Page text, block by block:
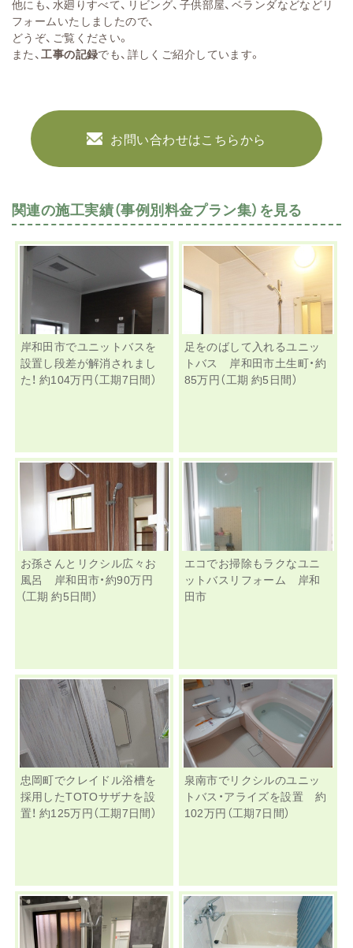
他にも、水廻りすべて、リビング、子供部屋、ベランダなどなどリ
フォームいたしましたので、
どうぞ、ご覧ください。
また、工事の記録でも、詳しくご紹介しています。
お問い合わせはこちらから
関連の施工実績（事例別料金プラン集）を見る
岸和田市でユニットバスを
設置し段差が解消されまし
た！ 約104万円（工期7日間）
足をのばして入れるユニッ
トバス 岸和田市土生町・約
85万円（工期 約5日間）
お孫さんとリクシル広々お
風呂 岸和田市・約90万円
（工期 約5日間）
エコでお掃除もラクなユニ
ットバスリフォーム 岸和
田市
忠岡町でクレイドル浴槽を
採用したTOTOサザナを設
置！ 約125万円（工期7日間）
泉南市でリクシルのユニッ
トバス・アライズを設置 約
102万円（工期7日間）